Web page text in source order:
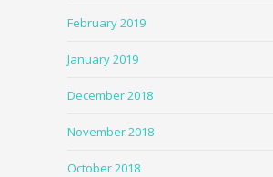
February 2019
January 2019
December 2018
November 2018
October 2018